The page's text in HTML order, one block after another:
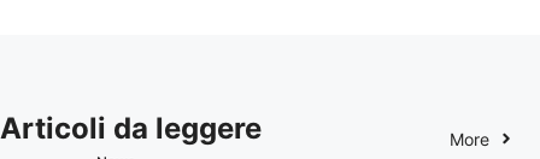
Articoli da leggere More